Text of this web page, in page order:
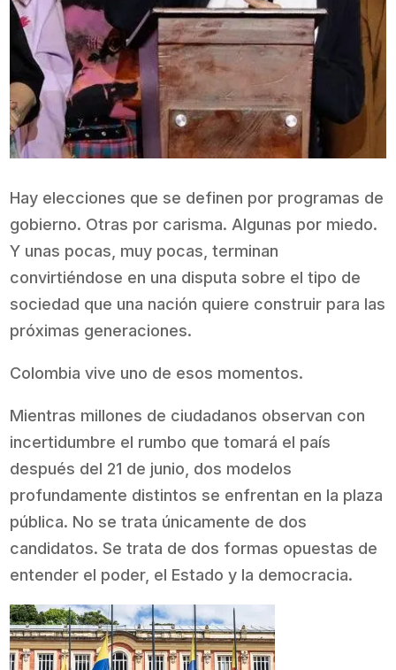
Hay elecciones que se definen por programas de
gobierno. Otras por carisma. Algunas por miedo.
Y unas pocas, muy pocas, terminan
convirtiéndose en una disputa sobre el tipo de
sociedad que una nación quiere construir para las
próximas generaciones.
Colombia vive uno de esos momentos.
Mientras millones de ciudadanos observan con
incertidumbre el rumbo que tomará el país
después del 21 de junio, dos modelos
profundamente distintos se enfrentan en la plaza
pública. No se trata únicamente de dos
candidatos. Se trata de dos formas opuestas de
entender el poder, el Estado y la democracia.